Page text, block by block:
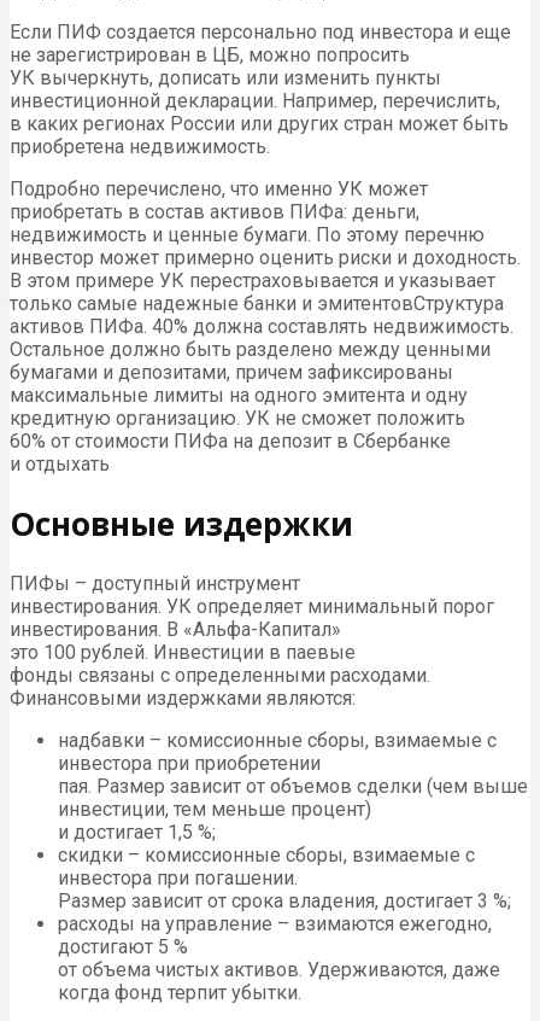
Если ПИФ создается персонально под инвестора и еще
не зарегистрирован в ЦБ, можно попросить
УК вычеркнуть, дописать или изменить пункты
инвестиционной декларации. Например, перечислить,
в каких регионах России или других стран может быть
приобретена недвижимость.
Подробно перечислено, что именно УК может
приобретать в состав активов ПИФа: деньги,
недвижимость и ценные бумаги. По этому перечню
инвестор может примерно оценить риски и доходность.
В этом примере УК перестраховывается и указывает
только самые надежные банки и эмитентовСтруктура
активов ПИФа. 40% должна составлять недвижимость.
Остальное должно быть разделено между ценными
бумагами и депозитами, причем зафиксированы
максимальные лимиты на одного эмитента и одну
кредитную организацию. УК не сможет положить
60% от стоимости ПИФа на депозит в Сбербанке
и отдыхать
Основные издержки
ПИФы – доступный инструмент
инвестирования. УК определяет минимальный порог
инвестирования. В «Альфа-Капитал»
это 100 рублей. Инвестиции в паевые
фонды связаны с определенными расходами.
Финансовыми издержками являются:
надбавки – комиссионные сборы, взимаемые с
инвестора при приобретении
пая. Размер зависит от объемов сделки (чем выше
инвестиции, тем меньше процент)
и достигает 1,5 %;
скидки – комиссионные сборы, взимаемые с
инвестора при погашении.
Размер зависит от срока владения, достигает 3 %;
расходы на управление – взимаются ежегодно,
достигают 5 %
от объема чистых активов. Удерживаются, даже
когда фонд терпит убытки.